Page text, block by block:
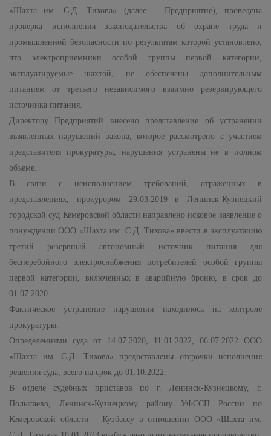
«Шахта им. С.Д. Тихова» (далее – Предприятие), проведена
проверка исполнения законодательства об охране труда и
промышленной безопасности по результатам которой установлено,
что электроприемники особой группы первой категории,
эксплуатируемые шахтой, не обеспечены дополнительным
питанием от третьего независимого взаимно резервирующего
источника питания.
Директору Предприятий внесено представление об устранении
выявленных нарушений закона, которое рассмотрено с участием
представителя прокуратуры, нарушения устранены не в полном
объеме.
В связи с неисполнением требований, отраженных в
представлениях, прокурором 29.03.2019 в Ленинск-Кузнецкий
городской суд Кемеровской области направлено исковое заявление о
понуждении ООО «Шахта им. С.Д. Тихова» ввести в эксплуатацию
третий резервный автономный источник питания для
бесперебойного электроснабжения потребителей особой группы
первой категории, включенных в аварийную броню, в срок до
01.07.2020.
Фактическое устранение нарушения находилось на контроле
прокуратуры.
Определениями суда от 14.07.2020, 11.01.2022, 06.07.2022 ООО
«Шахта им. С.Д. Тихова» предоставлены отсрочки исполнения
решения суда, всего на срок до 01.10.2022.
В отделе судебных приставов по г. Ленинск-Кузнецкому, г.
Полысаево, Ленинск-Кузнецкому району УФССП России по
Кемеровской области – Кузбассу в отношении ООО «Шахта им.